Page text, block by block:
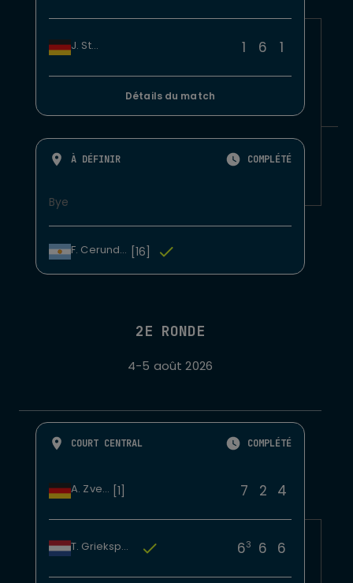
J. Struff 1 6 1
Détails du match
À DÉFINIR COMPLÉTÉ
Bye
F. Cerundolo [16]
2E RONDE
4-5 août 2026
COURT CENTRAL COMPLÉTÉ
A. Zverev [1] 7 2 4
T. Griekspoor 63 6 6